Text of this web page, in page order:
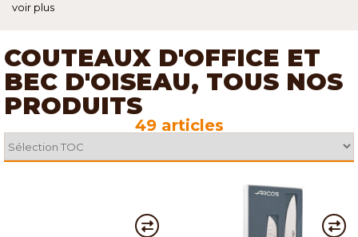
voir plus
COUTEAUX D'OFFICE ET
BEC D'OISEAU, TOUS NOS
PRODUITS
49 articles